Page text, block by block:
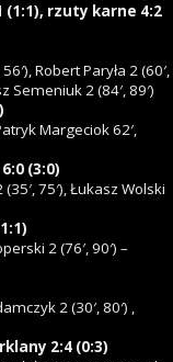
(1:1), rzuty karne 4:2
Robert Paryła 2 (60′,
Semeniuk 2 (84′, 89′)
Margeciok 62′,
(3:0)
75′), Łukasz Wolski
2 (76′, 90′) –
2 (30′, 80′) ,
2:4 (0:3)